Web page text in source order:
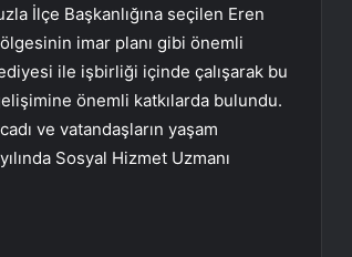
İlçe Başkanlığına seçilen Eren
imar planı gibi önemli
ile işbirliği içinde çalışarak bu
önemli katkılarda bulundu.
ve vatandaşların yaşam
Sosyal Hizmet Uzmanı